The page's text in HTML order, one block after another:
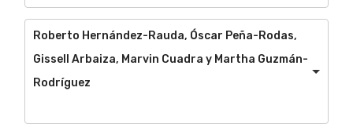
Roberto Hernández-Rauda, Óscar Peña-Rodas,
Gissell Arbaiza, Marvin Cuadra y Martha Guzmán-
Rodríguez